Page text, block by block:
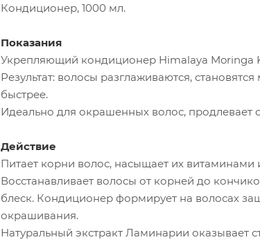
Кондиционер, 1000 мл.
Показания
Укрепляющий кондиционер Himalaya Moringa
Результат: волосы разглаживаются,
быстрее.
Идеально для окрашенных волос, продлевает
Действие
Питает корни волос, насыщает их
Восстанавливает волосы от корней до
блеск. Кондиционер формирует на волосах
окрашивания.
Натуральный экстракт Ламинарии